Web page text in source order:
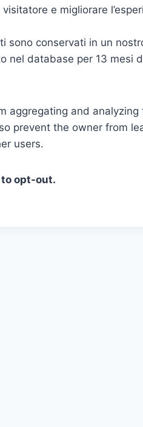
e migliorare
sono conservati in un
nel database per 13 mesi
aggregating and
prevent the owner from
users.
to opt-out.